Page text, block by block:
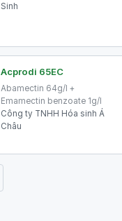
Sinh
Acprodi 65EC
Abamectin 64g/l +
Emamectin benzoate 1g/l
Công ty TNHH Hóa sinh Á
Châu